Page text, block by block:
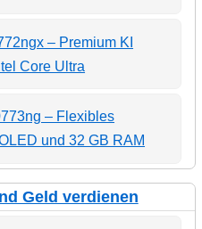
– Premium KI
Core Ultra
– Flexibles
und 32 GB RAM
Geld verdienen